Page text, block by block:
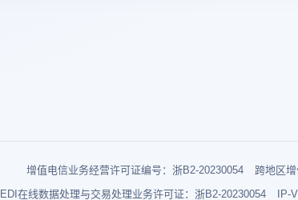
增值电信业务经营许可证编号：浙B2-20230054
跨地区
EDI在线数据处理与交易处理业务许可证：浙B2-20230054
IP-